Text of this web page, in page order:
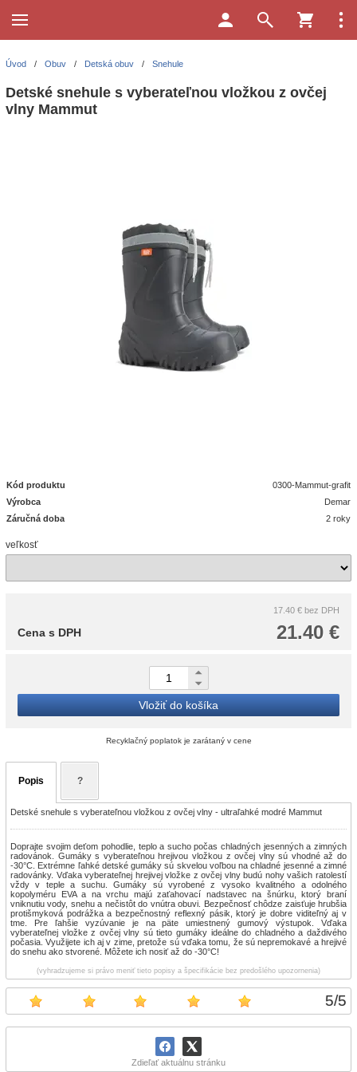
5/5
Zdieľať aktuálnu stránku
Úvod / Obuv / Detská obuv / Snehule
Detské snehule s vyberateľnou vložkou z ovčej
vlny Mammut
Kód produktu
0300-Mammut-grafit
Výrobca
Demar
Záručná doba
2 roky
veľkosť
17.40 € bez DPH
21.40 €
Cena s DPH
Vložiť do košíka
Recyklačný poplatok je zarátaný v cene
Popis ?
Detské snehule s vyberateľnou vložkou z ovčej vlny - ultraľahké modré Mammut
Doprajte svojim deťom pohodlie, teplo a sucho počas chladných jesenných a zimných
radovánok. Gumáky s vyberateľnou hrejivou vložkou z ovčej vlny sú vhodné až do
-30°C. Extrémne ľahké detské gumáky sú skvelou voľbou na chladné jesenné a zimné
radovánky. Vďaka vyberateľnej hrejivej vložke z ovčej vlny budú nohy vašich ratolestí
vždy v teple a suchu. Gumáky sú vyrobené z vysoko kvalitného a odolného
kopolyméru EVA a na vrchu majú zaťahovací nadstavec na šnúrku, ktorý braní
vniknutiu vody, snehu a nečistôt do vnútra obuvi. Bezpečnosť chôdze zaisťuje hrubšia
protišmyková podrážka a bezpečnostný reflexný pásik, ktorý je dobre viditeľný aj v
tme. Pre ľahšie vyzúvanie je na päte umiestnený gumový výstupok. Vďaka
vyberateľnej vložke z ovčej vlny sú tieto gumáky ideálne do chladného a daždivého
počasia. Využijete ich aj v zime, pretože sú vďaka tomu, že sú nepremokavé a hrejivé
do snehu ako stvorené. Môžete ich nosiť až do -30°C!
(vyhradzujeme si právo meniť tieto popisy a špecifikácie bez predošlého upozornenia)